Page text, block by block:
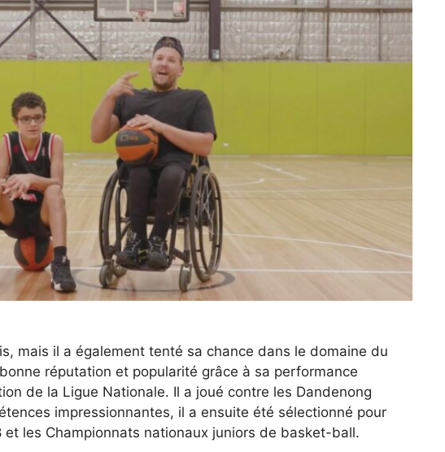
mais il a également tenté sa chance dans le domaine du
réputation et popularité grâce à sa performance
de la Ligue Nationale. Il a joué contre les Dandenong
impressionnantes, il a ensuite été sélectionné pour
et les Championnats nationaux juniors de basket-ball.